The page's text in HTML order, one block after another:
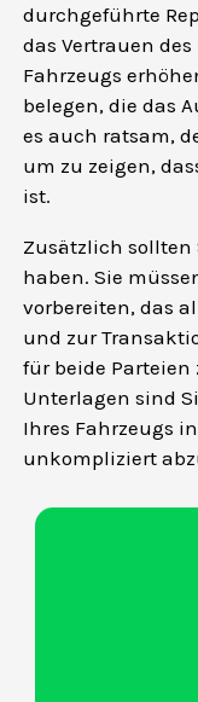
durchgeführte
das Vertrauen
Fahrzeugs
belegen, die das
es auch ratsam,
um zu zeigen,
ist.
Zusätzlich sollten
haben. Sie
vorbereiten, das
und zur
für beide
Unterlagen sind
Ihres Fahrzeugs
unkompliziert